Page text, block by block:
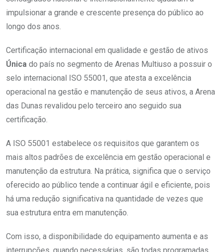
impulsionar a grande e crescente presença do público ao
longo dos anos.
Certificação internacional em qualidade e gestão de ativos
Única do país no segmento de Arenas Multiuso a possuir o
selo internacional ISO 55001, que atesta a excelência
operacional na gestão e manutenção de seus ativos, a Arena
das Dunas revalidou pelo terceiro ano seguido sua
certificação.
A ISO 55001 estabelece os requisitos que garantem os
mais altos padrões de excelência em gestão operacional e
manutenção da estrutura. Na prática, significa que o serviço
oferecido ao público tende a continuar ágil e eficiente, pois
há uma redução significativa na quantidade de vezes que
sua estrutura entra em manutenção.
Com isso, a disponibilidade do equipamento aumenta e as
interrupções, quando necessárias, são todas programadas,